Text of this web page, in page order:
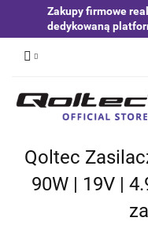
Zakupy firmowe
dedykowaną
Qoltec
90W | 19V |